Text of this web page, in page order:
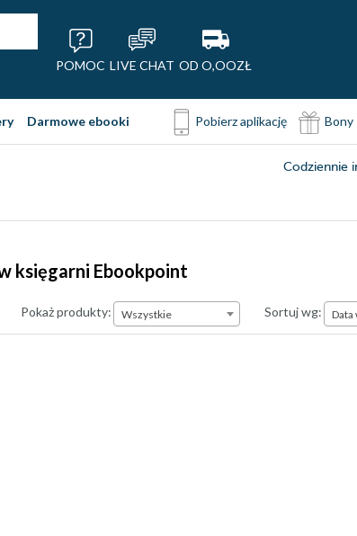
POMOC LIVE CHAT OD O,OOZŁ
Darmowe ebooki Pobierz aplikację Bony
Codziennie
księgarni Ebookpoint
Pokaż produkty: Wszystkie Sortuj wg:Data
Data